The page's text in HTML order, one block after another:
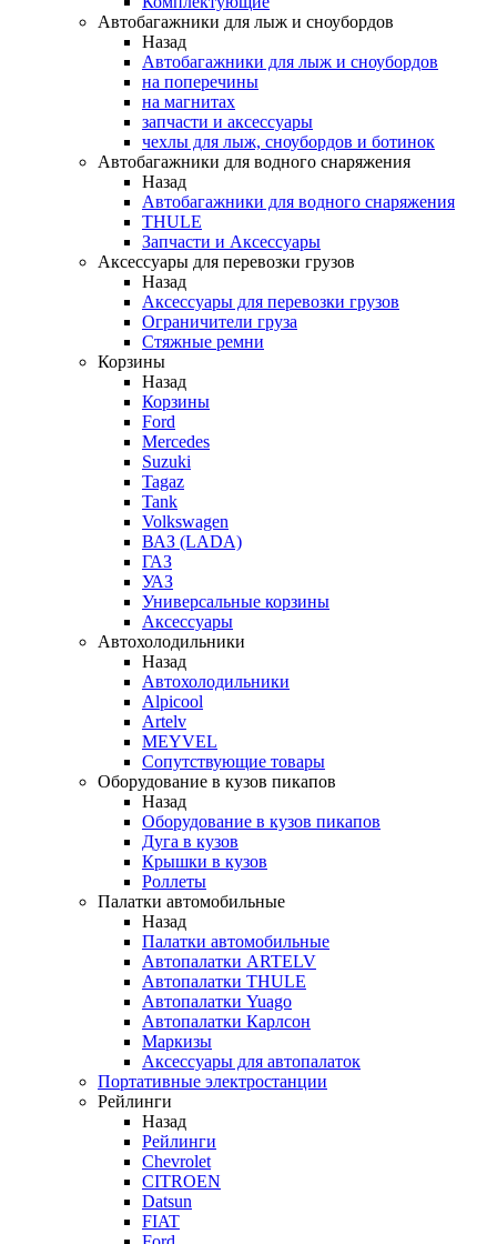
Автобагажники для лыж и сноубордов
Назад
Автобагажники для лыж и сноубордов
на поперечины
на магнитах
запчасти и аксессуары
чехлы для лыж, сноубордов и ботинок
Автобагажники для водного снаряжения
Назад
Автобагажники для водного снаряжения
THULE
Запчасти и Аксессуары
Аксессуары для перевозки грузов
Назад
Аксессуары для перевозки грузов
Ограничители груза
Стяжные ремни
Корзины
Назад
Корзины
Ford
Mercedes
Suzuki
Tagaz
Tank
Volkswagen
ВАЗ (LADA)
ГАЗ
УАЗ
Универсальные корзины
Аксессуары
Автохолодильники
Назад
Автохолодильники
Alpicool
Artelv
MEYVEL
Сопутствующие товары
Оборудование в кузов пикапов
Назад
Оборудование в кузов пикапов
Дуга в кузов
Крышки в кузов
Роллеты
Палатки автомобильные
Назад
Палатки автомобильные
Автопалатки ARTELV
Автопалатки THULE
Автопалатки Yuago
Автопалатки Карлсон
Маркизы
Аксессуары для автопалаток
Портативные электростанции
Рейлинги
Назад
Рейлинги
Chevrolet
CITROEN
Datsun
FIAT